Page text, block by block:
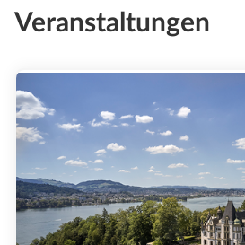
Veranstaltungen